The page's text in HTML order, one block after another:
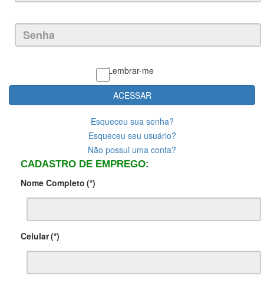
Lembrar-me
ACESSAR
Esqueceu sua senha?
Esqueceu seu usuário?
Não possui uma conta?
CADASTRO DE EMPREGO:
Nome Completo (*)
Celular(*)